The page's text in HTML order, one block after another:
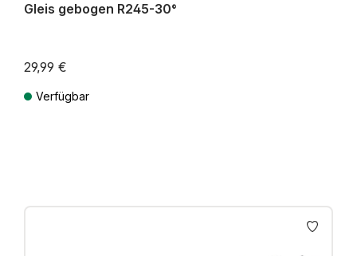
Gleis gebogen R245-30°
29,99 €
Verfügbar